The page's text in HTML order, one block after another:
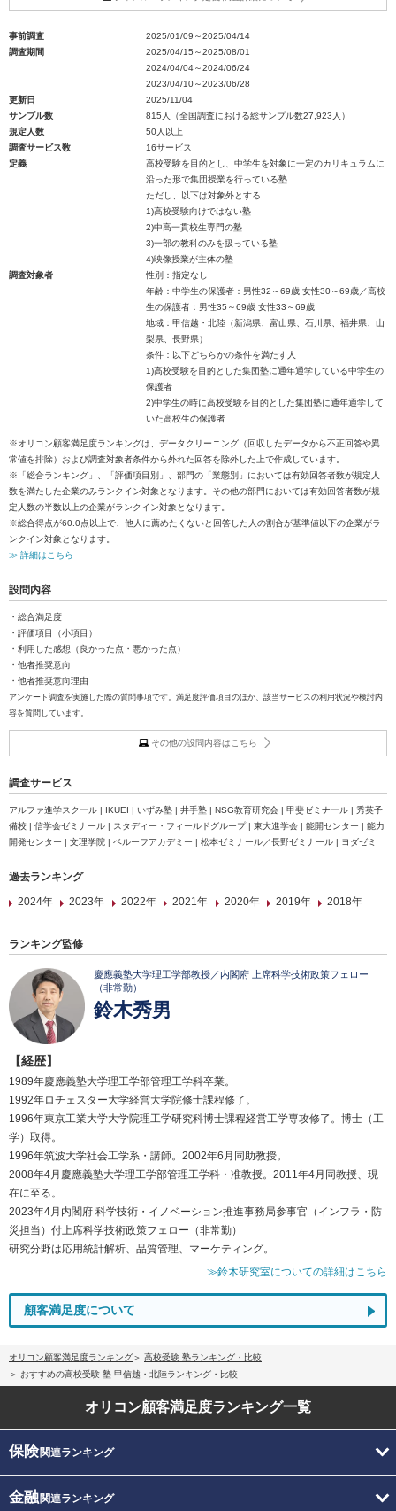
事前調査
2025/01/09～2025/04/14
調査期間
2025/04/15～2025/08/01
2024/04/04～2024/06/24
2023/04/10～2023/06/28
更新日
2025/11/04
サンプル数
815人（全国調査における総サンプル数27,923人）
規定人数
50人以上
調査サービス数
16サービス
定義
高校受験を目的とし、中学生を対象に一定のカリキュラムに
沿った形で集団授業を行っている塾
ただし、以下は対象外とする
1)高校受験向けではない塾
2)中高一貫校生専門の塾
3)一部の教科のみを扱っている塾
4)映像授業が主体の塾
調査対象者
性別：指定なし
年齢：中学生の保護者：男性32～69歳 女性30～69歳／高校
生の保護者：男性35～69歳 女性33～69歳
地域：甲信越・北陸（新潟県、富山県、石川県、福井県、山
梨県、長野県）
条件：以下どちらかの条件を満たす人
1)高校受験を目的とした集団塾に通年通学している中学生の
保護者
2)中学生の時に高校受験を目的とした集団塾に通年通学して
いた高校生の保護者
※オリコン顧客満足度ランキングは、データクリーニング（回収したデータから不正回答や異
常値を排除）および調査対象者条件から外れた回答を除外した上で作成しています。
※「総合ランキング」、「評価項目別」、部門の「業態別」においては有効回答者数が規定人
数を満たした企業のみランクイン対象となります。その他の部門においては有効回答者数が規
定人数の半数以上の企業がランクイン対象となります。
※総合得点が60.0点以上で、他人に薦めたくないと回答した人の割合が基準値以下の企業がラ
ンクイン対象となります。
≫ 詳細はこちら
設問内容
・総合満足度
・評価項目（小項目）
・利用した感想（良かった点・悪かった点）
・他者推奨意向
・他者推奨意向理由
アンケート調査を実施した際の質問事項です。満足度評価項目のほか、該当サービスの利用状況や検討内
容を質問しています。
その他の設問内容はこちら
調査サービス
アルファ進学スクール | IKUEI | いずみ塾 | 井手塾 | NSG教育研究会 | 甲斐ゼミナール | 秀英予
備校 | 信学会ゼミナール | スタディー・フィールドグループ | 東大進学会 | 能開センター | 能力
開発センター | 文理学院 | ベルーフアカデミー | 松本ゼミナール／長野ゼミナール | ヨダゼミ
過去ランキング
2024年
2023年 2022年 2021年 2020年 2019年 2018年
ランキング監修
慶應義塾大学理工学部教授／内閣府 上席科学技術政策フェロー
（非常勤）
鈴木秀男
【経歴】
1989年慶應義塾大学理工学部管理工学科卒業。
1992年ロチェスター大学経営大学院修士課程修了。
1996年東京工業大学大学院理工学研究科博士課程経営工学専攻修了。博士（工
学）取得。
1996年筑波大学社会工学系・講師。2002年6月同助教授。
2008年4月慶應義塾大学理工学部管理工学科・准教授。2011年4月同教授、現
在に至る。
2023年4月内閣府 科学技術・イノベーション推進事務局参事官（インフラ・防
災担当）付上席科学技術政策フェロー（非常勤）
研究分野は応用統計解析、品質管理、マーケティング。
≫鈴木研究室についての詳細はこちら
顧客満足度について
オリコン顧客満足度ランキング
高校受験 塾ランキング・比較
おすすめの高校受験 塾 甲信越・北陸ランキング・比較
オリコン顧客満足度ランキング一覧
保険関連ランキング
金融関連ランキング